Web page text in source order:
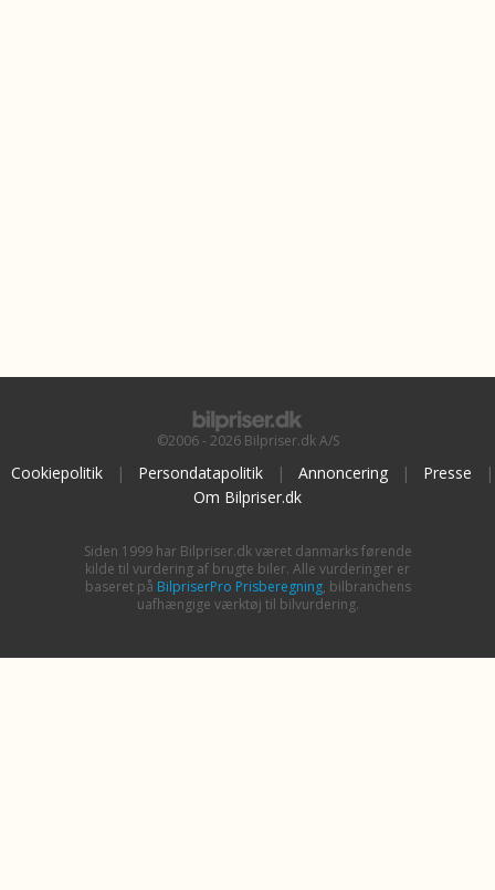
©2006 - 2026 Bilpriser.dk A/S
Cookiepolitik | Persondatapolitik | Annoncering | Presse
|
Om Bilpriser.dk
Siden 1999 har Bilpriser.dk været danmarks førende
kilde til vurdering af brugte biler. Alle vurderinger er
baseret på BilpriserPro Prisberegning, bilbranchens
uafhængige værktøj til bilvurdering.